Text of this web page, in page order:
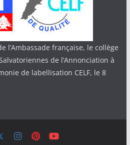
l’Ambassade française, le collège
de l’Annonciation à
de labellisation CELF, le 8